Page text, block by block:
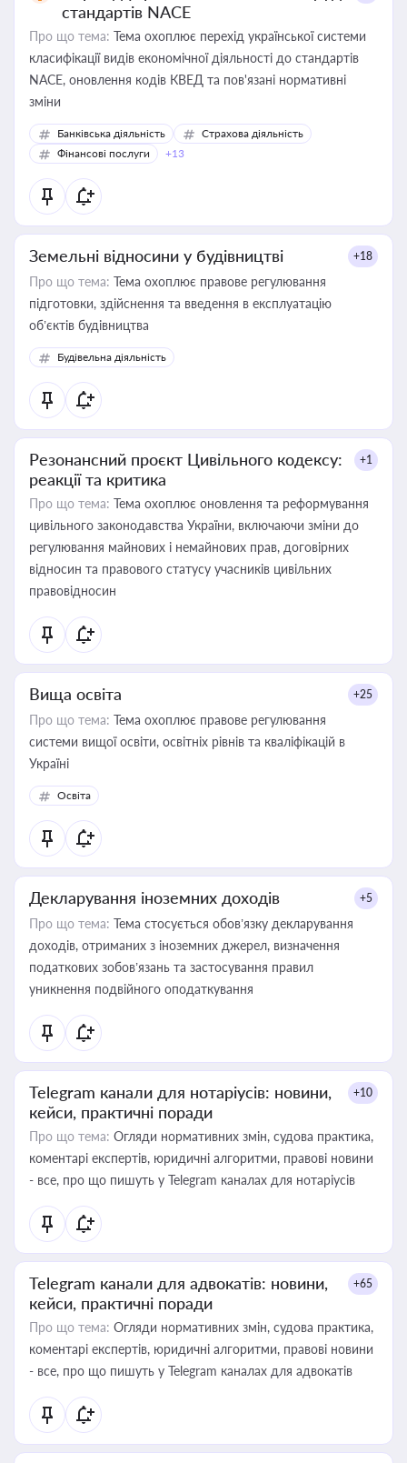
стандартів NACE
Про що тема: Тема охоплює перехід української системи
класифікації видів економічної діяльності до стандартів
NACE, оновлення кодів КВЕД та пов'язані нормативні
зміни
Банківська діяльність
Страхова діяльність
Фінансові послуги
+13
Земельні відносини у будівництві +18
Про що тема: Тема охоплює правове регулювання
підготовки, здійснення та введення в експлуатацію
об’єктів будівництва
Будівельна діяльність
Резонансний проєкт Цивільного кодексу:
реакції та критика
+1
Про що тема: Тема охоплює оновлення та реформування
цивільного законодавства України, включаючи зміни до
регулювання майнових і немайнових прав, договірних
відносин та правового статусу учасників цивільних
правовідносин
Вища освіта +25
Про що тема: Тема охоплює правове регулювання
системи вищої освіти, освітніх рівнів та кваліфікацій в
Україні
Освіта
Декларування іноземних доходів +5
Про що тема: Тема стосується обов’язку декларування
доходів, отриманих з іноземних джерел, визначення
податкових зобов’язань та застосування правил
уникнення подвійного оподаткування
Telegram канали для нотаріусів: новини,
кейси, практичні поради
+10
Про що тема: Огляди нормативних змін, судова практика,
коментарі експертів, юридичні алгоритми, правові новини
- все, про що пишуть у Telegram каналах для нотаріусів
Telegram канали для адвокатів: новини,
кейси, практичні поради
+65
Про що тема: Огляди нормативних змін, судова практика,
коментарі експертів, юридичні алгоритми, правові новини
- все, про що пишуть у Telegram каналах для адвокатів